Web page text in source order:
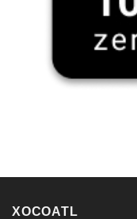
XOCOATL